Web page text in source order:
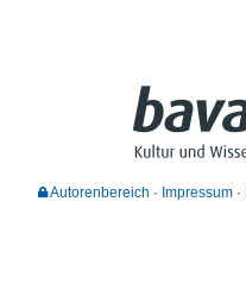
Autorenbereich Impressum